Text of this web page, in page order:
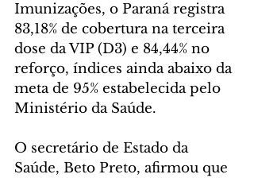
Imunizações, o Paraná registra
83,18% de cobertura na terceira
dose da VIP (D3) e 84,44% no
reforço, índices ainda abaixo da
meta de 95% estabelecida pelo
Ministério da Saúde.
O secretário de Estado da
Saúde, Beto Preto, afirmou que